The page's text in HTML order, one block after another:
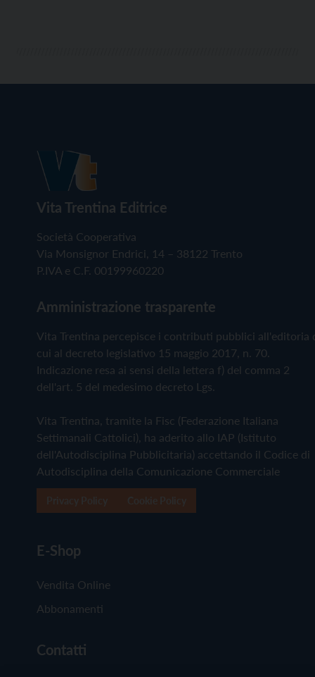
Vita Trentina Editrice
Società Cooperativa
Via Monsignor Endrici, 14 – 38122 Trento
P.IVA e C.F. 00199960220
Amministrazione trasparente
Vita Trentina percepisce i contributi pubblici all'editoria
cui al decreto legislativo 15 maggio 2017, n. 70.
Indicazione resa ai sensi della lettera f) del comma 2
dell'art. 5 del medesimo decreto Lgs.
Vita Trentina, tramite la Fisc (Federazione Italiana
Settimanali Cattolici), ha aderito allo IAP (Istituto
dell'Autodisciplina Pubblicitaria) accettando il Codice di
Autodisciplina della Comunicazione Commerciale
E-Shop
Vendita Online
Abbonamenti
Contatti